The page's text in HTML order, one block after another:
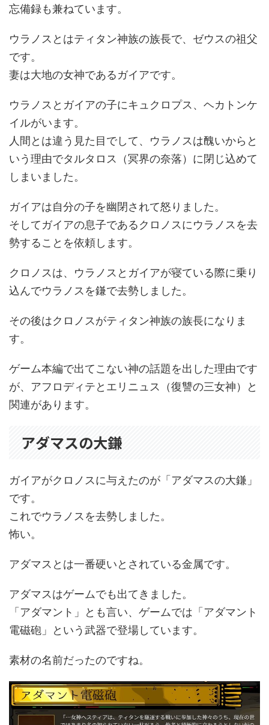
忘備録も兼ねています。
ウラノスとはティタン神族の族長で、ゼウスの祖父
です。
妻は大地の女神であるガイアです。
ウラノスとガイアの子にキュクロプス、ヘカトンケ
イルがいます。
人間とは違う見た目でして、ウラノスは醜いからと
いう理由でタルタロス（冥界の奈落）に閉じ込めて
しまいました。
ガイアは自分の子を幽閉されて怒りました。
そしてガイアの息子であるクロノスにウラノスを去
勢することを依頼します。
クロノスは、ウラノスとガイアが寝ている際に乗り
込んでウラノスを鎌で去勢しました。
その後はクロノスがティタン神族の族長になりま
す。
ゲーム本編で出てこない神の話題を出した理由です
が、アフロディテとエリニュス（復讐の三女神）と
関連があります。
アダマスの大鎌
ガイアがクロノスに与えたのが「アダマスの大鎌」
です。
これでウラノスを去勢しました。
怖い。
アダマスとは一番硬いとされている金属です。
アダマスはゲームでも出てきました。
「アダマント」とも言い、ゲームでは「アダマント
電磁砲」という武器で登場しています。
素材の名前だったのですね。